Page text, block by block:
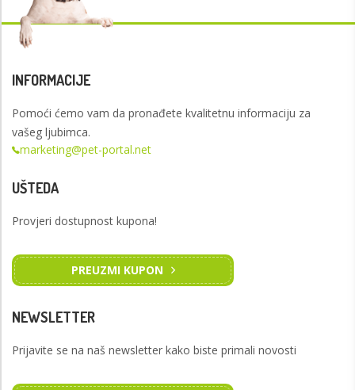
INFORMACIJE
Pomoći ćemo vam da pronađete kvalitetnu informaciju za
vašeg ljubimca.
marketing@pet-portal.net
UŠTEDA
Provjeri dostupnost kupona!
PREUZMI KUPON
NEWSLETTER
Prijavite se na naš newsletter kako biste primali novosti